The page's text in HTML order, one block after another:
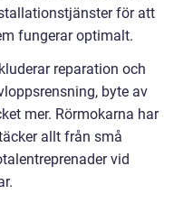
för att
fungerar optimalt.
reparation och
byte av
mer. Rörmokarna har
allt från små
vid